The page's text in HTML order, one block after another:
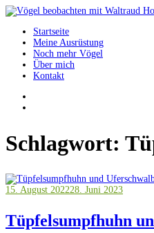
Springe
Inhalt
Vögel beobachten mit
Startseite
Meine Ausrüstung
Noch mehr Vögel
Über mich
Kontakt
Schlagwort:
15. August 202228. Juni 2023
Tüpfelsumpfhuhn